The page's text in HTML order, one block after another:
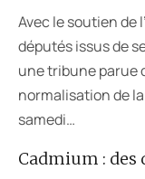
Cadmium : des
Avec le soutien de
députés issus de
une tribune parue
normalisation de
samedi…